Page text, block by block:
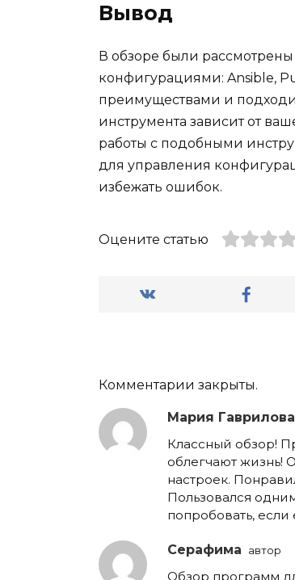
Вывод
В обзоре были
конфигурациями: Ansible,
преимуществами и
инструмента зависит от
работы с подобными
для управления
избежать ошибок.
Оцените статью
Комментарии закрыты.
Мария Гаврилова
Классный обзор!
облегчают жизнь!
настроек.
Пользовался
попробовать,
Серафима автор
Обзор программ